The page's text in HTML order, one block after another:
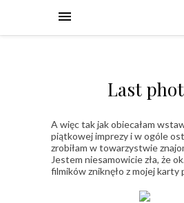
Last
A więc tak jak obiecałam
piątkowej imprezy i w ogóle
zrobiłam w towarzystwie
Jestem niesamowicie zła, że
filmików zniknęło z mojej karty